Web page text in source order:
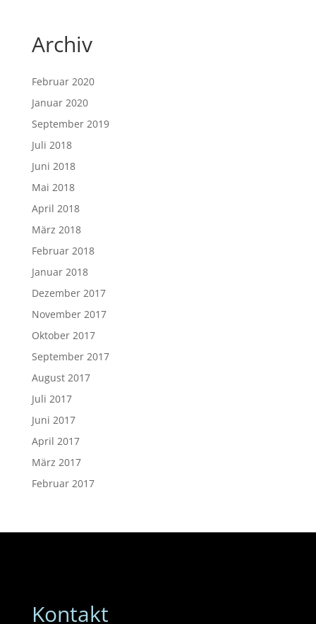
Archiv
Februar 2020
Januar 2020
September 2019
Juli 2018
Juni 2018
Mai 2018
April 2018
März 2018
Februar 2018
Januar 2018
Dezember 2017
November 2017
Oktober 2017
September 2017
August 2017
Juli 2017
Juni 2017
April 2017
März 2017
Februar 2017
Kontakt